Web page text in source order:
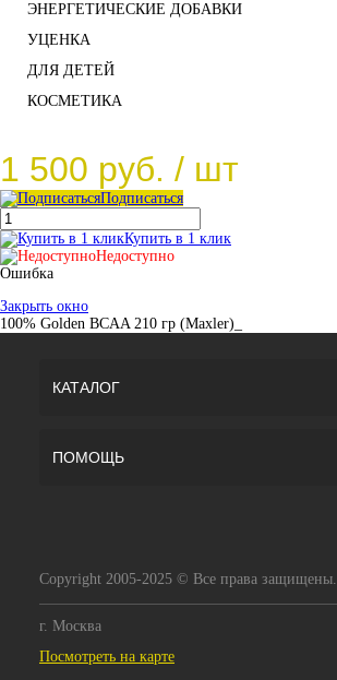
ЭНЕРГЕТИЧЕСКИЕ ДОБАВКИ
УЦЕНКА
ДЛЯ ДЕТЕЙ
КОСМЕТИКА
1 500 руб. / шт
Подписаться
Купить в 1 клик
Недоступно
Ошибка
Закрыть окно
100% Golden BCAA 210 гр (Maxler)_
КАТАЛОГ
ПОМОЩЬ
Copyright 2005-2025 © Все права защищены.
г. Москва
Посмотреть на карте